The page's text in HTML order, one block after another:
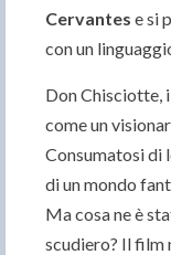
Cervantes e si
con un
Don Chisciotte,
come un
Consumatosi di
di un mondo
Ma cosa ne è
scudiero? Il film